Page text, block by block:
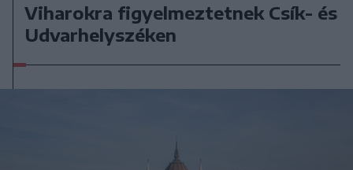
Viharokra figyelmeztetnek Csík- és
Udvarhelyszéken